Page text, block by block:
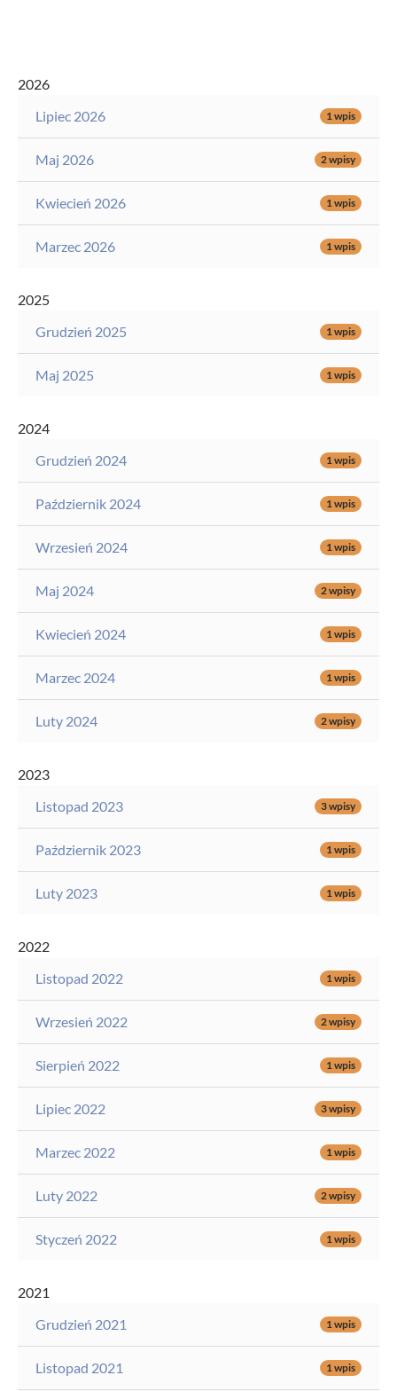
2026
Lipiec 2026
1 wpis
Maj 2026 2 wpisy
Kwiecień 2026 1 wpis
Marzec 2026 1 wpis
2025
Grudzień 2025
1 wpis
Maj 2025 1 wpis
2024
Grudzień 2024
1 wpis
Październik 2024 1 wpis
Wrzesień 2024 1 wpis
Maj 2024 2 wpisy
Kwiecień 2024 1 wpis
Marzec 2024 1 wpis
Luty 2024 2 wpisy
2023
Listopad 2023
3 wpisy
Październik 2023 1 wpis
Luty 2023 1 wpis
2022
Listopad 2022
1 wpis
Wrzesień 2022 2 wpisy
Sierpień 2022 1 wpis
Lipiec 2022 3 wpisy
Marzec 2022 1 wpis
Luty 2022 2 wpisy
Styczeń 2022 1 wpis
2021
Grudzień 2021
1 wpis
Listopad 2021 1 wpis